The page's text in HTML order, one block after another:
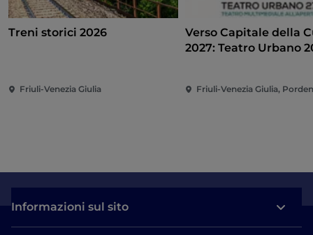
Treni storici 2026
Friuli-Venezia Giulia
Verso Capitale della
2027: Teatro Urbano 2027
Friuli-Venezia Giulia,
Informazioni sul sito